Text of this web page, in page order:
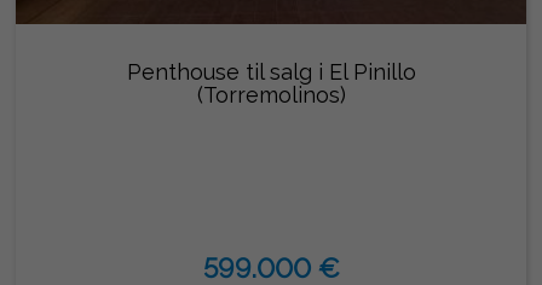
Penthouse til salg i El Pinillo
(Torremolinos)
599.000 €